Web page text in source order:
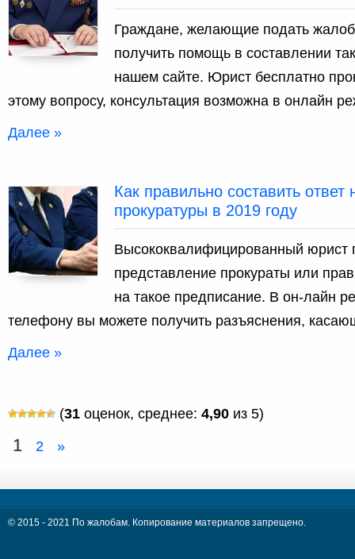
Граждане, желающие подать
получить помощь в составлении
нашем сайте. Юрист бесплатно
этому вопросу, консультация возможна в онлайн
Далее »
Как правильно составить ответ
прокуратуры в 2019 году
Высококвалифицированный юрист
представление прокураты или
на такое предписание. В он-лайн
телефону вы можете получить разъяснения,
Далее »
(31 оценок, среднее: 4,90 из 5)
1 2 »
© 2015 - 2021 По жалобам. Копирование материалов запрещено.